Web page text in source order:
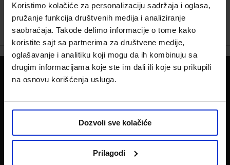
Koristimo kolačiće za personalizaciju sadržaja i oglasa,
pružanje funkcija društvenih medija i analiziranje
saobraćaja. Takođe delimo informacije o tome kako
koristite sajt sa partnerima za društvene medije,
oglašavanje i analitiku koji mogu da ih kombinuju sa
drugim informacijama koje ste im dali ili koje su prikupili
na osnovu korišćenja usluga.
Dozvoli sve kolačiće
Prilagodi
PRATITE NAS NA:
Potrebna Vam je pomoć?
Pozovite nas!
011 22 59 211